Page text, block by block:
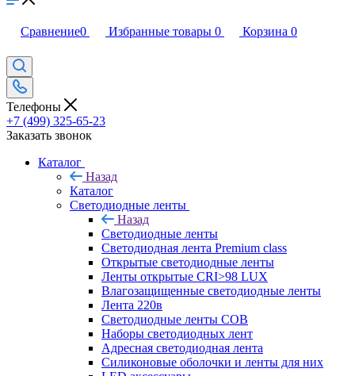
Сравнение0 Избранные товары 0 Корзина 0
Телефоны
+7 (499) 325-65-23
Заказать звонок
Каталог
Назад
Каталог
Светодиодные ленты
Назад
Светодиодные ленты
Светодиодная лента Premium class
Открытые светодиодные ленты
Ленты открытые CRI>98 LUX
Влагозащищенные светодиодные ленты
Лента 220в
Светодиодные ленты COB
Наборы светодиодных лент
Адресная светодиодная лента
Силиконовые оболочки и ленты для них